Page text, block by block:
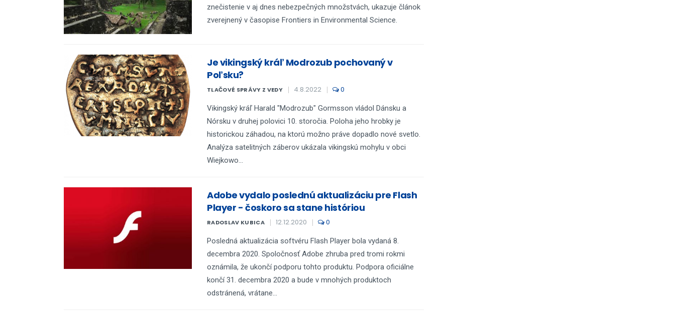
znečistenie v aj dnes nebezpečných množstvách, ukazuje článok
zverejnený v časopise Frontiers in Environmental Science.
Je vikingský kráľ Modrozub pochovaný v
Poľsku?
TLAČOVÉ SPRÁVY Z VEDY 4.8.2022 0
Vikingský kráľ Harald "Modrozub" Gormsson vládol Dánsku a
Nórsku v druhej polovici 10. storočia. Poloha jeho hrobky je
historickou záhadou, na ktorú možno práve dopadlo nové svetlo.
Analýza satelitných záberov ukázala vikingskú mohylu v obci
Wiejkowo...
Adobe vydalo poslednú aktualizáciu pre Flash
Player - čoskoro sa stane históriou
RADOSLAV KUBICA 12.12.2020 0
Posledná aktualizácia softvéru Flash Player bola vydaná 8.
decembra 2020. Spoločnosť Adobe zhruba pred tromi rokmi
oznámila, že ukončí podporu tohto produktu. Podpora oficiálne
končí 31. decembra 2020 a bude v mnohých produktoch
odstránená, vrátane...